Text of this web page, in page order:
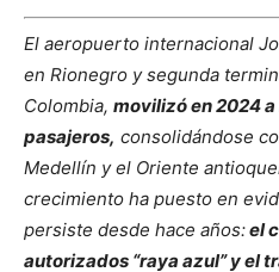
El aeropuerto internacional
en Rionegro y segunda
Colombia, movilizó en 2024
pasajeros, consolidándose
Medellín y el Oriente
crecimiento ha puesto en
persiste desde hace años:el
autorizados “raya azul” y el